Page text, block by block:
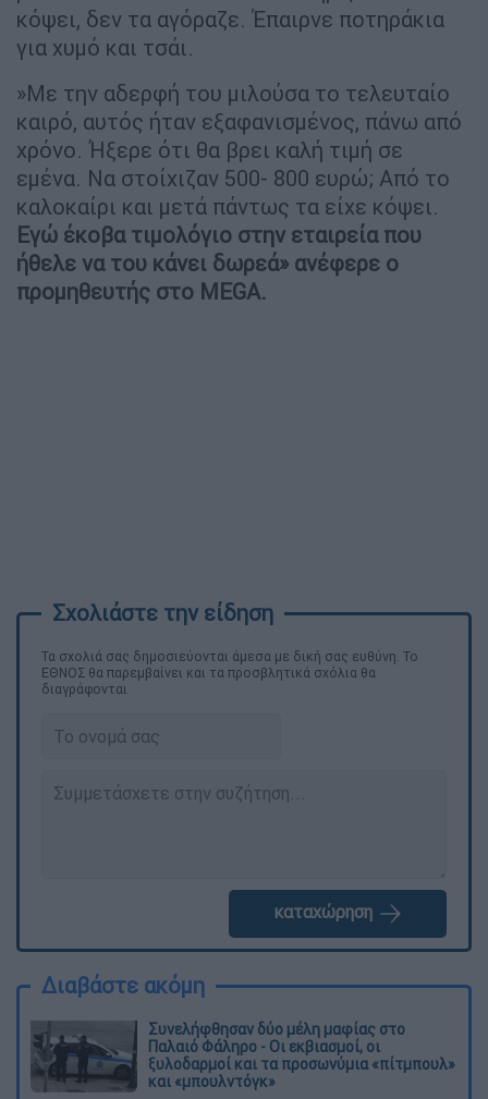
κόψει, δεν τα αγόραζε. Έπαιρνε ποτηράκια
για χυμό και τσάι.
»Με την αδερφή του μιλούσα το τελευταίο
καιρό, αυτός ήταν εξαφανισμένος, πάνω από
χρόνο. Ήξερε ότι θα βρει καλή τιμή σε
εμένα. Να στοίχιζαν 500- 800 ευρώ; Από το
καλοκαίρι και μετά πάντως τα είχε κόψει.
Εγώ έκοβα τιμολόγιο στην εταιρεία που
ήθελε να του κάνει δωρεά» ανέφερε ο
προμηθευτής στο MEGA.
Τα σχολιά σας δημοσιεύονται άμεσα με δική σας ευθύνη. Το
ΕΘΝΟΣ θα παρεμβαίνει και τα προσβλητικά σχόλια θα
διαγράφονται
καταχώρηση
Διαβάστε ακόμη
Συνελήφθησαν δύο μέλη μαφίας στο
Παλαιό Φάληρο - Οι εκβιασμοί, οι
ξυλοδαρμοί και τα προσωνύμια «πίτμπουλ»
και «μπουλντόγκ»